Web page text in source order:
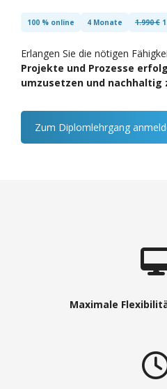
100 % online 4 Monate 1.990 €
Erlangen Sie die nötigen
Projekte und Prozesse
umzusetzen und nachhaltig
Zum Diplomlehrgang
Maximale